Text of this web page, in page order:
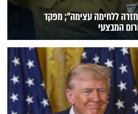
ללחימה עצימה"; מפקד
המבצעי